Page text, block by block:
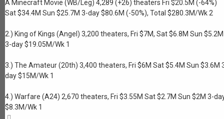
A Minecraft Movie (WB/Leg) 4,289 (+26) theaters Fri $20.5M (-64%)
Sat $34.4M Sun $25.7M 3-day $80.6M (-50%), Total $280.3M/Wk 2
2.) King of Kings (Angel) 3,200 theaters, Fri $7M, Sat $6.8M Sun $5.2M
3-day $19.05M/Wk 1
3.) The Amateur (20th) 3,400 theaters, Fri $6M Sat $5.4M Sun $3.6M
day $15M/Wk 1
4.) Warfare (A24) 2,670 theaters, Fri $3.55M Sat $2.7M Sun $2M 3-
$8.3M/Wk 1